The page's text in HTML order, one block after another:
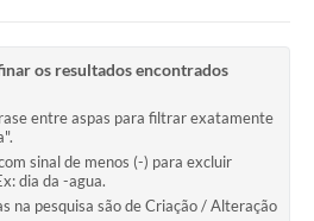
os resultados encontrados
entre aspas para filtrar exatamente
sinal de menos (-) para excluir
dia da -agua.
na pesquisa são de Criação / Alteração